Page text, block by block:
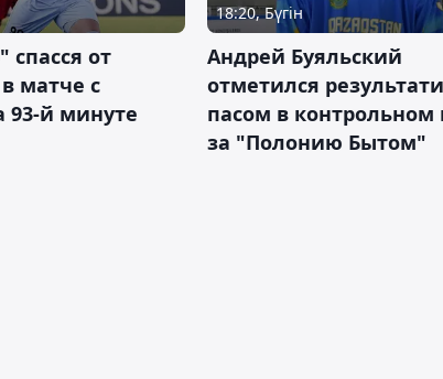
от
матче с
93-й минуте
18:20, Бүгін
Андрей Буяльский
отметился
пасом в контрольном
за "Полонию Бытом"